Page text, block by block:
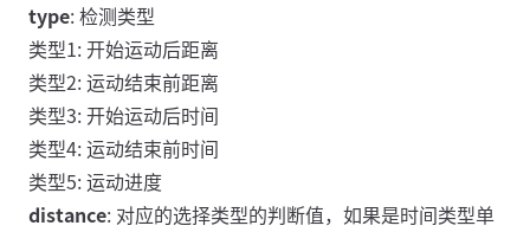
type: 检测类型
类型1: 开始运动后距离
类型2: 运动结束前距离
类型3: 开始运动后时间
类型4: 运动结束前时间
类型5: 运动进度
distance: 对应的选择类型的判断值，如果是时间类型单